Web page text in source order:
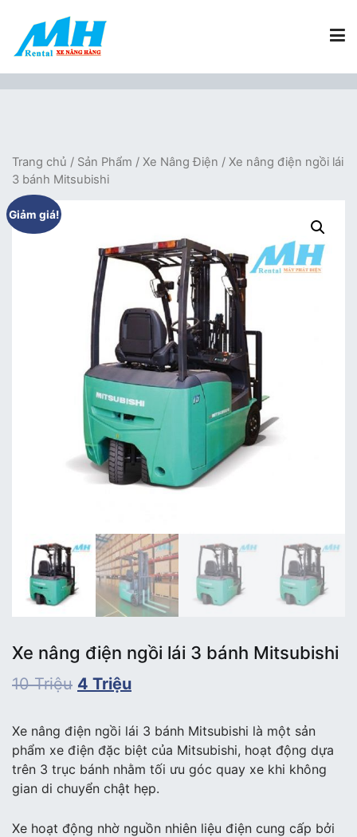
nội
Xe Nâng Hàng MH Rental
Trang chủ / Sản Phẩm / Xe Nâng Điện / Xe nâng điện ngồi lái
3 bánh Mitsubishi
Giảm giá!
Xe nâng điện ngồi lái 3 bánh Mitsubishi
10Triệu 4 Triệu
Xe nâng điện ngồi lái 3 bánh Mitsubishi là một sản
phẩm xe điện đặc biệt của Mitsubishi, hoạt động dựa
trên 3 trục bánh nhằm tối ưu góc quay xe khi không
gian di chuyển chật hẹp.
Xe hoạt động nhờ nguồn nhiên liệu điện cung cấp bởi